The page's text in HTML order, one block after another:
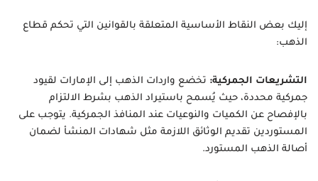
إليك بعض النقاط الأساسية المتعلقة بالقوانين التي تحكم قطاع
الذهب:
التشريعات الجمركية: تخضع واردات الذهب إلى الإمارات لقيود
جمركية محددة، حيث يُسمح باستيراد الذهب بشرط الالتزام
بالإفصاح عن الكميات والنوعيات عند المنافذ الجمركية. يتوجب على
المستوردين تقديم الوثائق اللازمة مثل شهادات المنشأ لضمان
أصالة الذهب المستورد.